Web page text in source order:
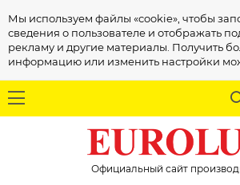
Мы используем файлы «cookie», чтобы
сведения о пользователе и отображать
рекламу и другие материалы. Получить
информацию или изменить настройки
Официальный сайт